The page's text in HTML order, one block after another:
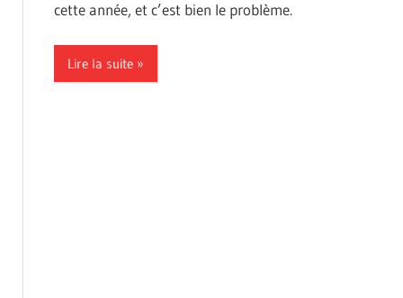
cette année, et c’est bien le problème.
Lire la suite